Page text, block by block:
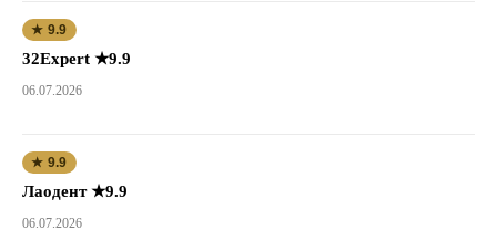
★ 9.9
32Expert ★9.9
06.07.2026
★ 9.9
Лаодент ★9.9
06.07.2026